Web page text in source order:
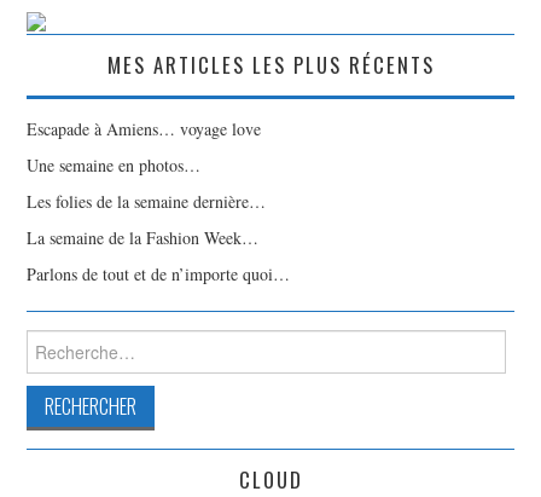
MES ARTICLES LES PLUS RÉCENTS
Escapade à Amiens… voyage love
Une semaine en photos…
Les folies de la semaine dernière…
La semaine de la Fashion Week…
Parlons de tout et de n’importe quoi…
Rechercher :
CLOUD